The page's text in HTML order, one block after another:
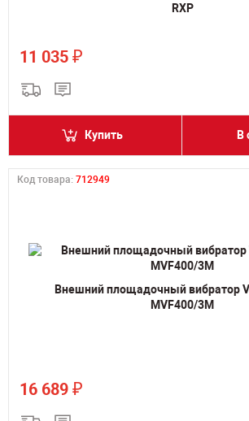
RXP
11 035 ₽
Купить В
Код товара: 712949
Внешний площадочный вибратор
MVF400/3M
16 689 ₽